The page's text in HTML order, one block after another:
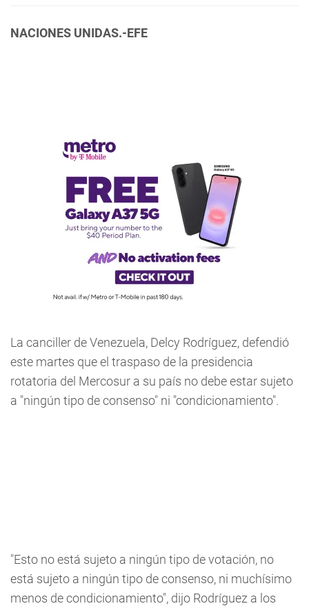
NACIONES UNIDAS.-EFE
La canciller de Venezuela, Delcy Rodríguez, defendió
este martes que el traspaso de la presidencia
rotatoria del Mercosur a su país no debe estar sujeto
a "ningún tipo de consenso" ni "condicionamiento".
"Esto no está sujeto a ningún tipo de votación, no
está sujeto a ningún tipo de consenso, ni muchísimo
menos de condicionamiento", dijo Rodríguez a los